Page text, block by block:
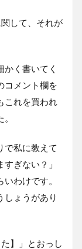
して、それが
く書いてく
コメント欄を
これを買われ
で私に教えて
ぎない？」
わけです。
しょうがあり
】」とおっし